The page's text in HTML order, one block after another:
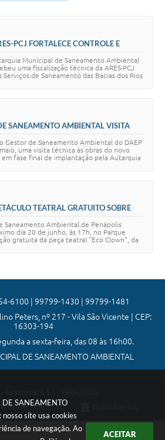
SANEAMENTO
site usa cookies
de navegação. Ao
ACEITAR
PCJ FORTALECE CONTROLE E
Municipal de Saneamento Ambiental
uma fiscalização técnica da ARES-PCJ
de Saneamento das Bacias dos Rios
SANEAMENTO AMBIENTAL VISITA
Gestor de Saneamento Ambiental do DAEP
uma visita técnica às obras do novo
fase final de implantação pela Autarquia
TEATRAL GRATUITO SOBRE
Saneamento Ambiental de Penápolis
dia 20 de junho, às 17h, no Parque
gratuita da peça teatral "Eco Clown", da
6100 | 99799-1430 | 99799-1481
Peters, nº 217 - Vila São Vicente | CEP:
16303-194
a sexta-feira, das 08 às 16h00.
DE SANEAMENTO AMBIENTAL
04/08/2026 17:11